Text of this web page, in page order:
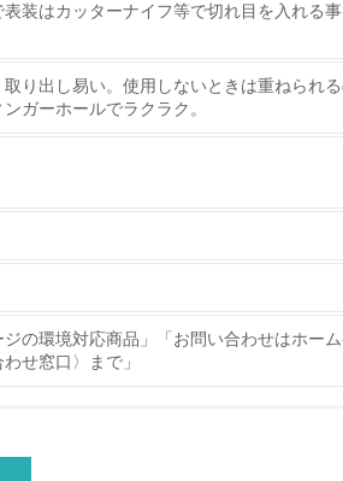
装はカッターナイフ等で切れ目を入れる
取り出し易い。使用しないときは重ねられ
ガーホールでラクラク。
の環境対応商品」「お問い合わせはホー
せ窓口〉まで」